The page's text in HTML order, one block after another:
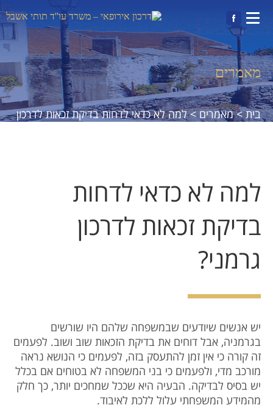
מאמרים|
בית >מאמרים >למה לא כדאי לדחות בדיקת זכאות לדרכון
למה לא כדאי לדחות
בדיקת זכאות לדרכון
גרמני?
יש אנשים שיודעים שבמשפחה שלהם היו שורשים
בגרמניה, אבל דוחים את בדיקת הזכאות שוב ושוב. לפעמים
זה קורה כי אין זמן להתעסק בזה, לפעמים כי הנושא נראה
מורכב מדי, ולפעמים כי בני המשפחה לא בטוחים אם בכלל
יש בסיס לבדיקה. הבעיה היא שככל שמחכים יותר, כך חלק
מהמידע המשפחתי עלול ללכת לאיבוד.